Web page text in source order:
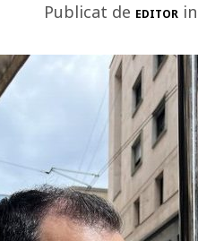
Publicat de EDITOR in